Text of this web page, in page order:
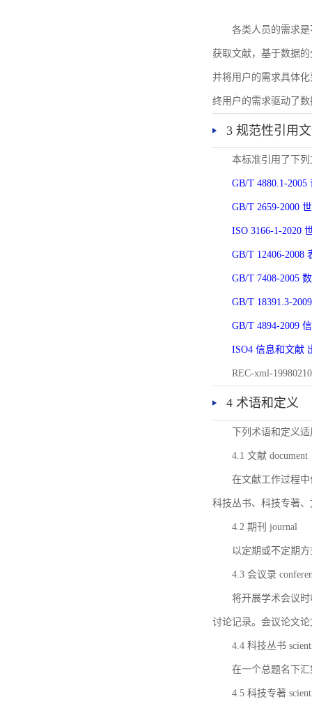
各类人员的需求
获取文献，基于数据
并将用户的需求具体
终用户的需求驱动了
3 规范性引用
本标准引用了下
GB/T 4880.1-
GB/T 2659-2000
ISO 3166-1-2020
GB/T 12406-2008
GB/T 7408-2005
GB/T 18391.3-
GB/T 4894-2009
ISO4 信息和文献
REC-xml-
4 术语和定义
下列术语和定义
4.1 文献 document
在文献工作过程
科技丛书、科技专著
4.2 期刊 journal
以定期或不定期
4.3 会议录
将开展学术会议
讨论记录。会议论文
4.4 科技丛书
在一个总题名下
4.5 科技专著